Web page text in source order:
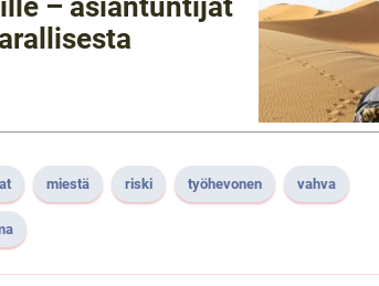
– asiantuntijat
miestä riski työhevonen vahva